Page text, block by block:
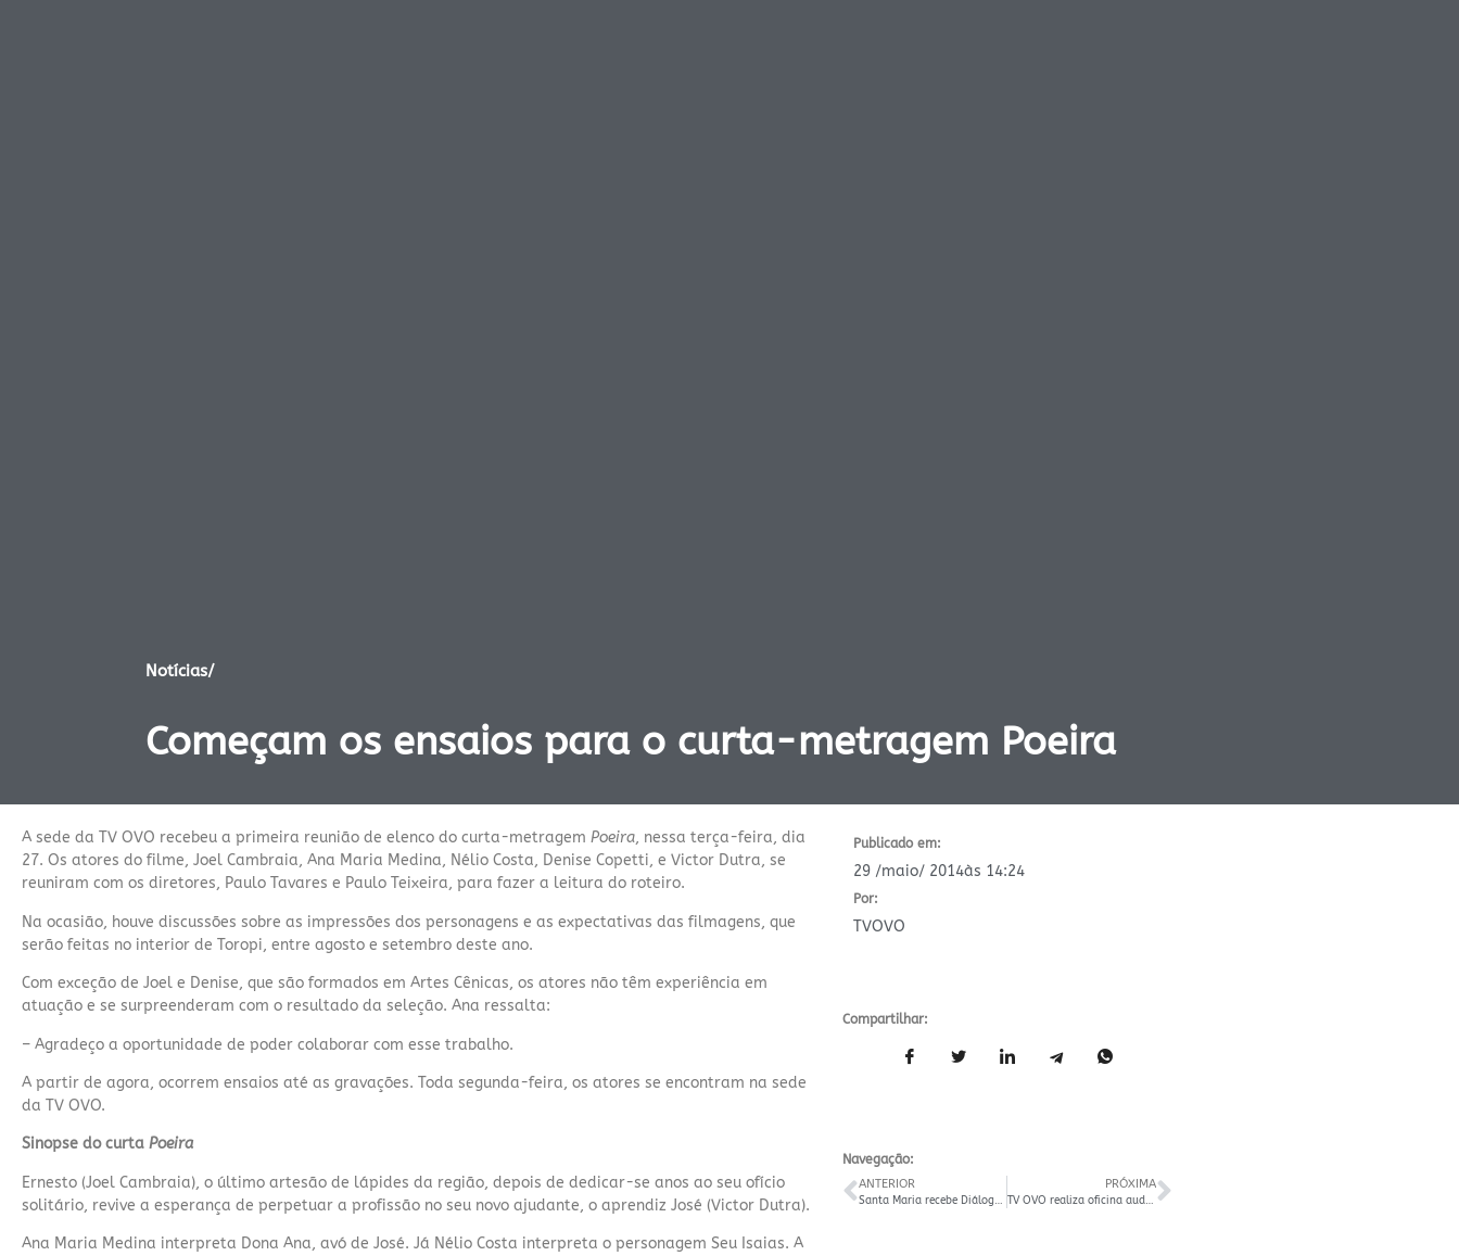
Notícias/
Começam os ensaios para o curta-metragem Poeira
A sede da TV OVO recebeu a primeira reunião de elenco do curta-metragem Poeira, nessa terça-feira, dia
27. Os atores do filme, Joel Cambraia, Ana Maria Medina, Nélio Costa, Denise Copetti, e Victor Dutra, se
reuniram com os diretores, Paulo Tavares e Paulo Teixeira, para fazer a leitura do roteiro.
Na ocasião, houve discussões sobre as impressões dos personagens e as expectativas das filmagens, que
serão feitas no interior de Toropi, entre agosto e setembro deste ano.
Com exceção de Joel e Denise, que são formados em Artes Cênicas, os atores não têm experiência em
atuação e se surpreenderam com o resultado da seleção. Ana ressalta:
– Agradeço a oportunidade de poder colaborar com esse trabalho.
A partir de agora, ocorrem ensaios até as gravações. Toda segunda-feira, os atores se encontram na sede
da TV OVO.
Sinopse do curta Poeira
Ernesto (Joel Cambraia), o último artesão de lápides da região, depois de dedicar-se anos ao seu ofício
solitário, revive a esperança de perpetuar a profissão no seu novo ajudante, o aprendiz José (Victor Dutra).
Ana Maria Medina interpreta Dona Ana, avó de José. Já Nélio Costa interpreta o personagem Seu Isaias. A
Publicado em:
29 /maio/ 2014às 14:24
Por:
TVOVO
Compartilhar:
Navegação:
ANTERIOR
Santa Maria recebe Diálogos Culturais neste sábado
PRÓXIMA
TV OVO realiza oficina audiovisual para professores do município